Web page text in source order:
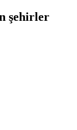
şehirler